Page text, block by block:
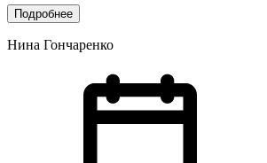
Подробнее
Нина Гончаренко